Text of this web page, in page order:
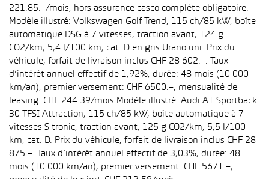
221.85.–/mois, hors assurance casco complète obligatoire.
Modèle illustré: Volkswagen Golf Trend, 115 ch/85 kW, boîte
automatique DSG à 7 vitesses, traction avant, 124 g
CO2/km, 5,4 l/100 km, cat. D en gris Urano uni. Prix du
véhicule, forfait de livraison inclus CHF 28 602.–. Taux
d’intérêt annuel effectif de 1,92%, durée: 48 mois (10 000
km/an), premier versement: CHF 6500.–, mensualité de
leasing: CHF 244.39/mois Modèle illustré: Audi A1 Sportback
30 TFSI Attraction, 115 ch/85 kW, boîte automatique à 7
vitesses S tronic, traction avant, 125 g CO2/km, 5,5 l/100
km, cat. D. Prix du véhicule, forfait de livraison inclus CHF 28
875.–. Taux d’intérêt annuel effectif de 3,03%, durée: 48
mois (10 000 km/an), premier versement: CHF 5671.–,